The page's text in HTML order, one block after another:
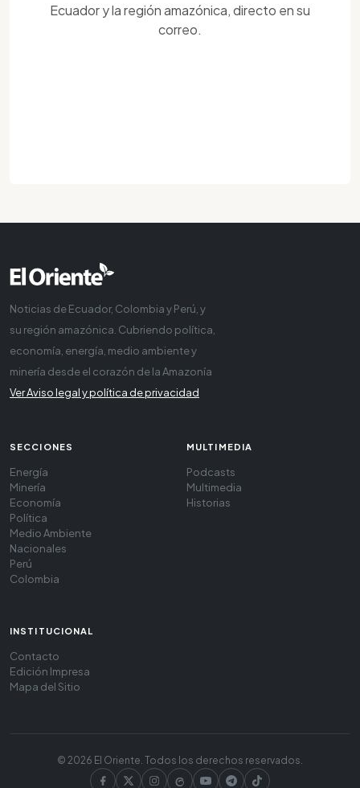
Ecuador y la región amazónica, directo en su
correo.
Noticias de Ecuador, Colombia y Perú, y
su región amazónica. Cubriendo política,
economía, energía, medio ambiente y
minería desde el corazón de la Amazonía
Ver Aviso legal y política de privacidad
SECCIONES
Energía
Minería
Economía
Política
Medio Ambiente
Nacionales
Perú
Colombia
MULTIMEDIA
Podcasts
Multimedia
Historias
INSTITUCIONAL
Contacto
Edición Impresa
Mapa del Sitio
© 2026 El Oriente. Todos los derechos reservados.